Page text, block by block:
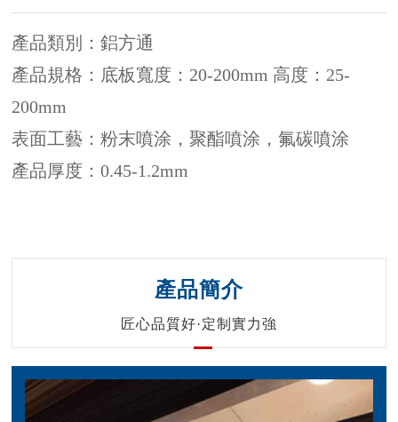
產品類別：鋁方通
產品規格：底板寬度：20-200mm 高度：25-
200mm
表面工藝：粉末噴涂，聚酯噴涂，氟碳噴涂
產品厚度：0.45-1.2mm
產品簡介
匠心品質好·定制實力強